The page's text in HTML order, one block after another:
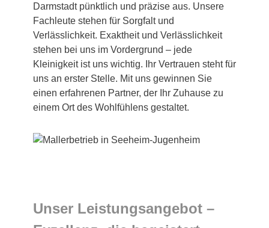
Darmstadt pünktlich und präzise aus. Unsere
Fachleute stehen für Sorgfalt und
Verlässlichkeit. Exaktheit und Verlässlichkeit
stehen bei uns im Vordergrund – jede
Kleinigkeit ist uns wichtig. Ihr Vertrauen steht für
uns an erster Stelle. Mit uns gewinnen Sie
einen erfahrenen Partner, der Ihr Zuhause zu
einem Ort des Wohlfühlens gestaltet.
Unser Leistungsangebot –